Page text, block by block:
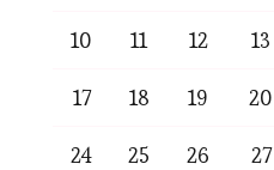
10 11 12 13
17 18 19 20
24 25 26 27